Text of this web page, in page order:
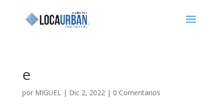
e
por MIGUEL| Dic 2, 2022| 0 Comentarios